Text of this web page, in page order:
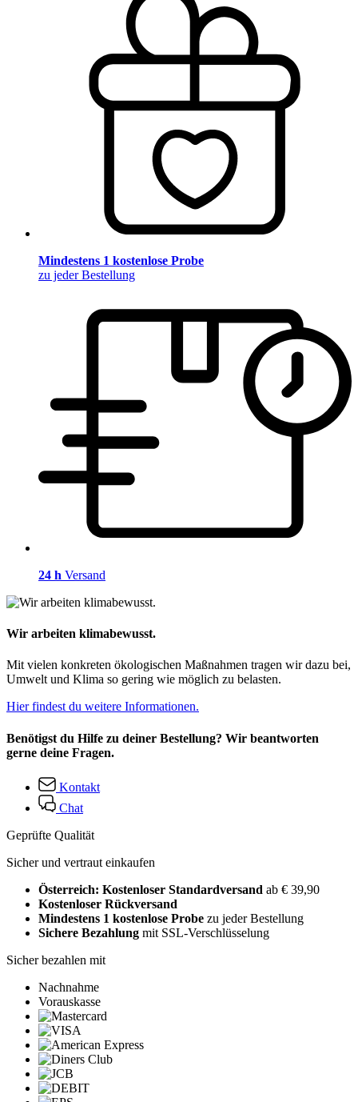
Mindestens 1 kostenlose Probe
zu jeder Bestellung
24 h Versand
Wir arbeiten klimabewusst.
Mit vielen konkreten ökologischen Maßnahmen tragen wir dazu bei,
Umwelt und Klima so gering wie möglich zu belasten.
Hier findest du weitere Informationen.
Benötigst du Hilfe zu deiner Bestellung? Wir beantworten
gerne deine Fragen.
Kontakt
Chat
Geprüfte Qualität
Sicher und vertraut einkaufen
Österreich: Kostenloser Standardversand ab € 39,90
Kostenloser Rückversand
Mindestens 1 kostenlose Probe zu jeder Bestellung
Sichere Bezahlung mit SSL-Verschlüsselung
Sicher bezahlen mit
Nachnahme
Vorauskasse